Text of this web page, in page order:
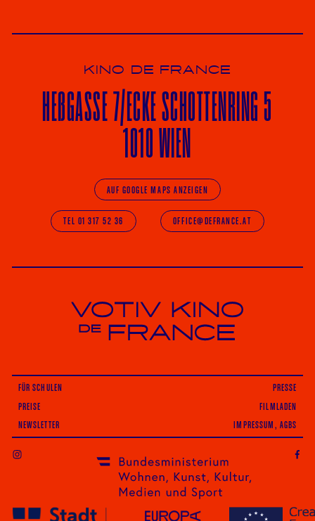
KINO DE FRANCE
HEßGASSE 7/ECKESCHOTTENRING 5
1010 WIEN
AUF GOOGLE MAPS ANZEIGEN
TEL 01 317 52 36 OFFICE@DEFRANCE.AT
Votiv Kino und Kino De France in Wien
FÜR SCHULEN
PRESSE
PREISE
FILMLADEN
NEWSLETTER IMPRESSUM, AGBS